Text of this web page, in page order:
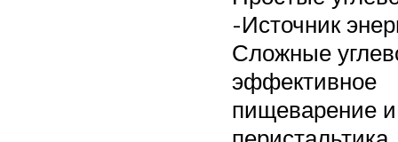
-Источник
Сложные
эффективное
пищеварение и